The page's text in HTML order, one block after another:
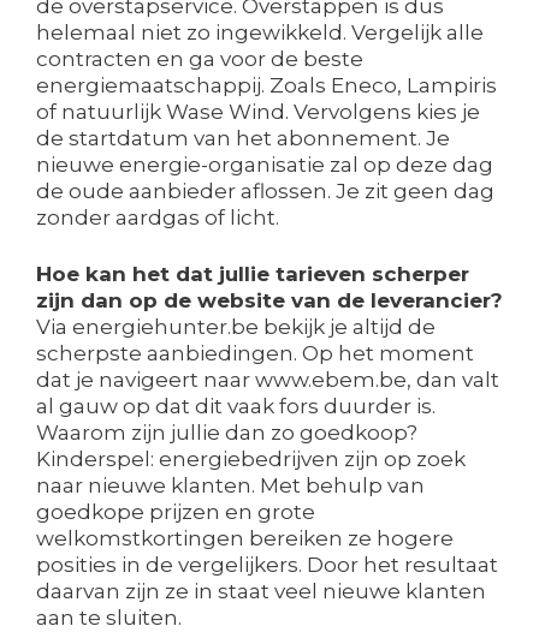
de overstapservice. Overstappen is dus
helemaal niet zo ingewikkeld. Vergelijk alle
contracten en ga voor de beste
energiemaatschappij. Zoals Eneco, Lampiris
of natuurlijk Wase Wind. Vervolgens kies je
de startdatum van het abonnement. Je
nieuwe energie-organisatie zal op deze dag
de oude aanbieder aflossen. Je zit geen dag
zonder aardgas of licht.
Hoe kan het dat jullie tarieven scherper
zijn dan op de website van de leverancier?
Via energiehunter.be bekijk je altijd de
scherpste aanbiedingen. Op het moment
dat je navigeert naar www.ebem.be, dan valt
al gauw op dat dit vaak fors duurder is.
Waarom zijn jullie dan zo goedkoop?
Kinderspel: energiebedrijven zijn op zoek
naar nieuwe klanten. Met behulp van
goedkope prijzen en grote
welkomstkortingen bereiken ze hogere
posities in de vergelijkers. Door het resultaat
daarvan zijn ze in staat veel nieuwe klanten
aan te sluiten.